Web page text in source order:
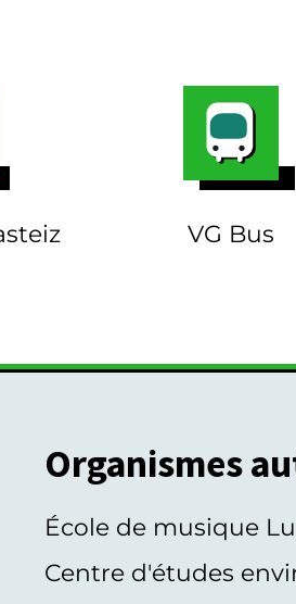
VG Bus
Organismes
École de musique
Centre d'études